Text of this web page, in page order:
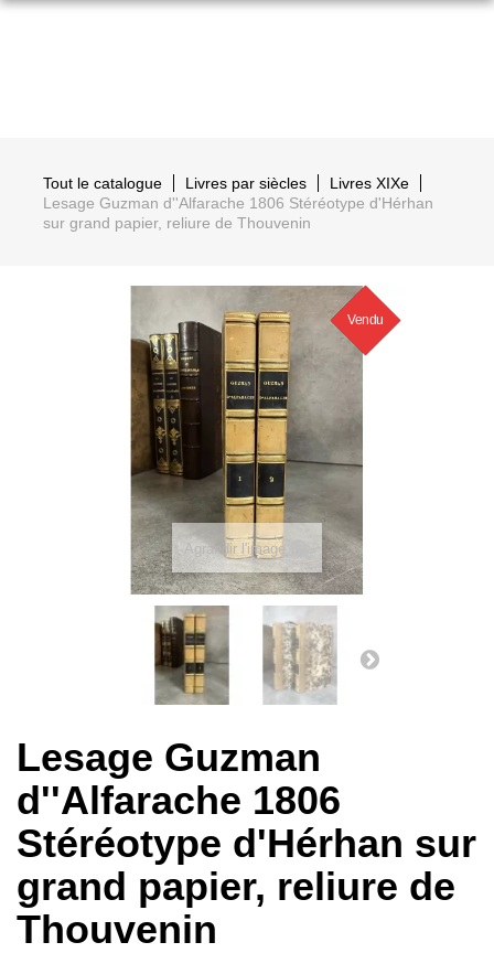
Tout le catalogue Livres par siècles
Livres XIXe
Lesage Guzman d''Alfarache 1806 Stéréotype d'Hérhan
sur grand papier, reliure de Thouvenin
Vendu
Nouveau
Agrandir l'image
Lesage Guzman
d''Alfarache 1806
Stéréotype d'Hérhan sur
grand papier, reliure de
Thouvenin